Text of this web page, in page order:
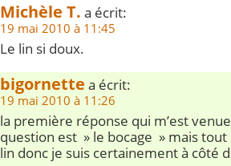
Michèle T. a écrit:
19 mai 2010 à 11:45
Le lin si doux.
bigornette a écrit:
19 mai 2010 à 11:26
la première réponse qui m’est
question est » le bocage » mais
lin donc je suis certainement à côté